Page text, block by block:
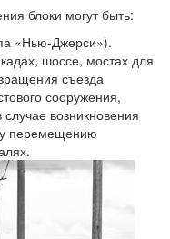
блоки могут быть:
«Нью-Джерси»).
шоссе, мостах для
съезда
сооружения,
возникновения
перемещению